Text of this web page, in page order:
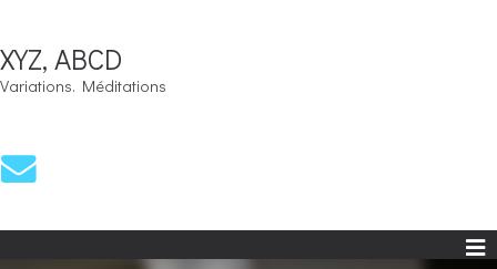
XYZ, ABCD
Variations. Méditations